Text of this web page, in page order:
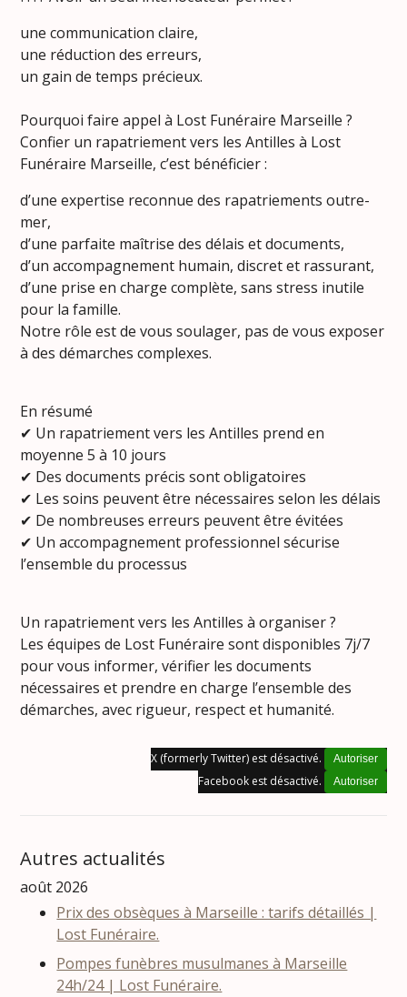
une communication claire,
une réduction des erreurs,
un gain de temps précieux.
Pourquoi faire appel à Lost Funéraire Marseille ?
Confier un rapatriement vers les Antilles à Lost
Funéraire Marseille, c’est bénéficier :
d’une expertise reconnue des rapatriements outre-
mer,
d’une parfaite maîtrise des délais et documents,
d’un accompagnement humain, discret et rassurant,
d’une prise en charge complète, sans stress inutile
pour la famille.
Notre rôle est de vous soulager, pas de vous exposer
à des démarches complexes.
En résumé
✔ Un rapatriement vers les Antilles prend en
moyenne 5 à 10 jours
✔ Des documents précis sont obligatoires
✔ Les soins peuvent être nécessaires selon les délais
✔ De nombreuses erreurs peuvent être évitées
✔ Un accompagnement professionnel sécurise
l’ensemble du processus
Un rapatriement vers les Antilles à organiser ?
Les équipes de Lost Funéraire sont disponibles 7j/7
pour vous informer, vérifier les documents
nécessaires et prendre en charge l’ensemble des
démarches, avec rigueur, respect et humanité.
X (formerly Twitter) est désactivé. Autoriser
Facebook est désactivé. Autoriser
Autres actualités
août 2026
Prix des obsèques à Marseille : tarifs détaillés |
Lost Funéraire.
Pompes funèbres musulmanes à Marseille
24h/24 | Lost Funéraire.